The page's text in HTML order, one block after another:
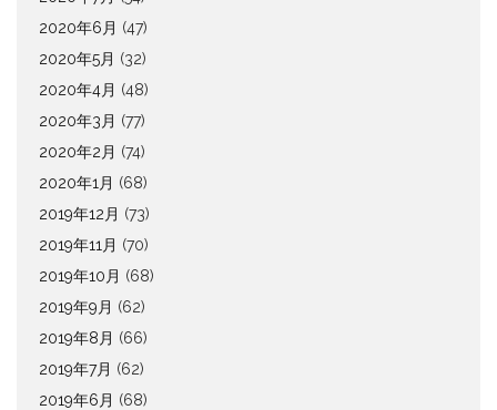
2020年6月 (47)
2020年5月 (32)
2020年4月 (48)
2020年3月 (77)
2020年2月 (74)
2020年1月 (68)
2019年12月 (73)
2019年11月 (70)
2019年10月 (68)
2019年9月 (62)
2019年8月 (66)
2019年7月 (62)
2019年6月 (68)